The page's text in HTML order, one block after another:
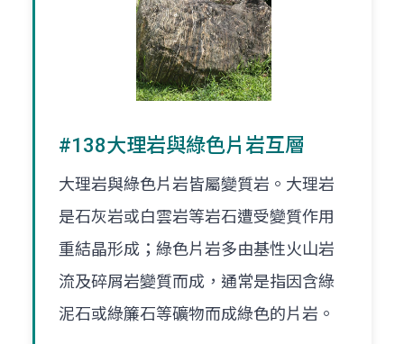
#138大理岩與綠色片岩互層
大理岩與綠色片岩皆屬變質岩。大理岩
是石灰岩或白雲岩等岩石遭受變質作用
重結晶形成；綠色片岩多由基性火山岩
流及碎屑岩變質而成，通常是指因含綠
泥石或綠簾石等礦物而成綠色的片岩。